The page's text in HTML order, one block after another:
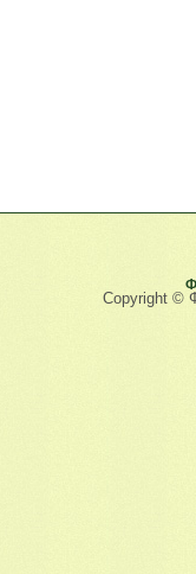
Copyright ©